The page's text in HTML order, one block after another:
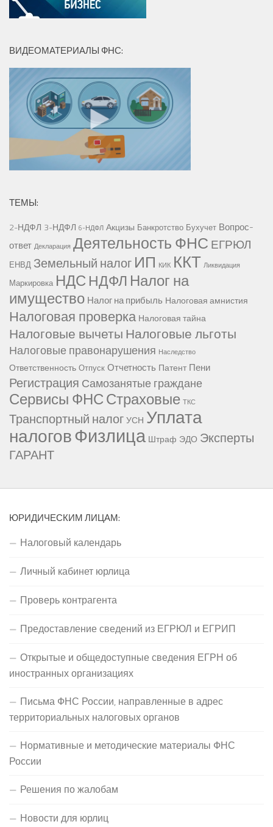
ВИДЕОМАТЕРИАЛЫ ФНС:
ТЕМЫ:
2-НДФЛ 3-НДФЛ 6-НДФЛ Акцизы Банкротство Бухучет Вопрос-
ответ Декларация Деятельность ФНС ЕГРЮЛ
ЕНВД Земельный налог ИП КИК ККТ Ликвидация
Маркировка НДС НДФЛ Налог на
имущество Налог на прибыль Налоговая амнистия
Налоговая проверка Налоговая тайна
Налоговые вычетыНалоговые льготы
Налоговые правонарушения Наследство
Ответственность Отпуск Отчетность Патент Пени
Регистрация Самозанятые граждане
Сервисы ФНССтраховые ТКС
Транспортный налогУСН Уплата
налоговФизлица Штраф ЭДО Эксперты
ГАРАНТ
ЮРИДИЧЕСКИМ ЛИЦАМ:
Налоговый календарь
Личный кабинет юрлица
Проверь контрагента
Предоставление сведений из ЕГРЮЛ и ЕГРИП
Открытые и общедоступные сведения ЕГРН об
иностранных организациях
Письма ФНС России, направленные в адрес
территориальных налоговых органов
Нормативные и методические материалы ФНС
России
Решения по жалобам
Новости для юрлиц